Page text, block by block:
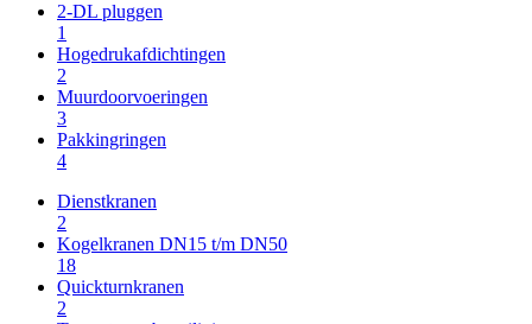
2-DL pluggen
1
Hogedrukafdichtingen
2
Muurdoorvoeringen
3
Pakkingringen
4
Dienstkranen
2
Kogelkranen DN15 t/m DN50
18
Quickturnkranen
2